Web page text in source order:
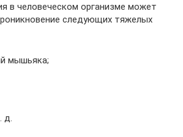
в человеческом организме может
следующих тяжелых
мышьяка;
д.